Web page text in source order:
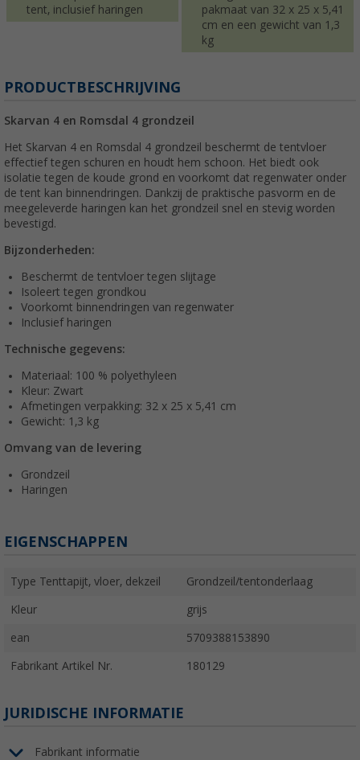
tent, inclusief haringen
pakmaat van 32 x 25 x 5,41
cm en een gewicht van 1,3
kg
PRODUCTBESCHRIJVING
Skarvan 4 en Romsdal 4 grondzeil
Het Skarvan 4 en Romsdal 4 grondzeil beschermt de tentvloer
effectief tegen schuren en houdt hem schoon. Het biedt ook
isolatie tegen de koude grond en voorkomt dat regenwater onder
de tent kan binnendringen. Dankzij de praktische pasvorm en de
meegeleverde haringen kan het grondzeil snel en stevig worden
bevestigd.
Bijzonderheden:
Beschermt de tentvloer tegen slijtage
Isoleert tegen grondkou
Voorkomt binnendringen van regenwater
Inclusief haringen
Technische gegevens:
Materiaal: 100 % polyethyleen
Kleur: Zwart
Afmetingen verpakking: 32 x 25 x 5,41 cm
Gewicht: 1,3 kg
Omvang van de levering
Grondzeil
Haringen
EIGENSCHAPPEN
Type Tenttapijt, vloer, dekzeil Grondzeil/tentonderlaag
Kleur grijs
ean 5709388153890
Fabrikant Artikel Nr. 180129
JURIDISCHE INFORMATIE
Fabrikant informatie